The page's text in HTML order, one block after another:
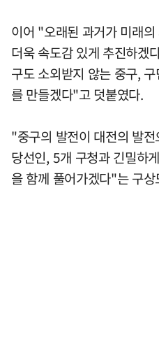
이어 "오래된 과거가 미래
더욱 속도감 있게 추진하겠
구도 소외받지 않는 중구,
를 만들겠다"고 덧붙였다.
"중구의 발전이 대전의 발
당선인, 5개 구청과 긴밀하
을 함께 풀어가겠다"는 구